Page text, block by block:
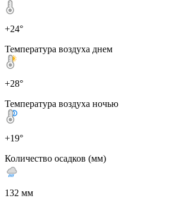
+24°
Температура воздуха днем
+28°
Температура воздуха ночью
+19°
Количество осадков (мм)
132 мм